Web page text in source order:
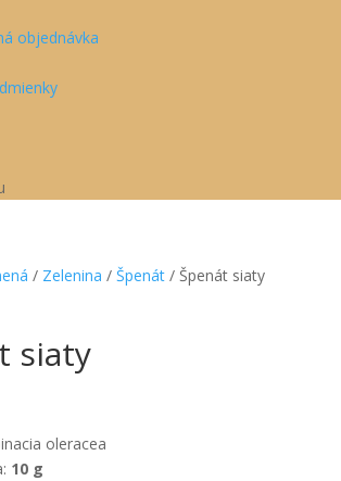
objednávka
/ Zelenina / Špenát/ Špenát siaty
siaty
oleracea
10 g